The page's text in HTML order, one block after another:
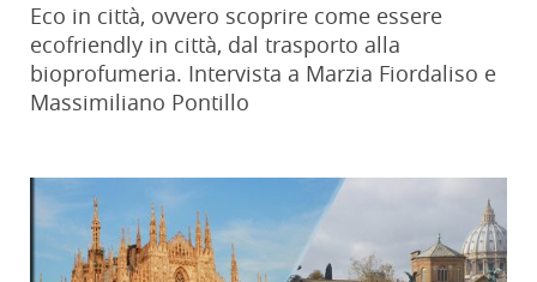
Eco in città, ovvero scoprire come essere
ecofriendly in città, dal trasporto alla
bioprofumeria. Intervista a Marzia Fiordaliso e
Massimiliano Pontillo